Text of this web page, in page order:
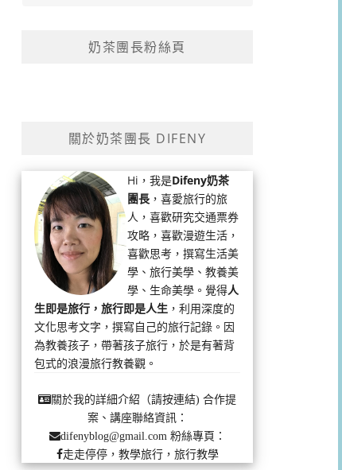
奶茶團長粉絲頁
關於奶茶團長 DIFENY
Hi，我是Difeny奶茶
團長 ，喜愛旅行的旅
人，喜歡研究交通票券
攻略，喜歡漫遊生活，
喜歡思考，撰寫生活美
學、旅行美學、教養美
學、生命美學。覺得人
生即是旅行，旅行即是人生 ，利用深度的
文化思考文字，撰寫自己的旅行記錄。因
為教養孩子，帶著孩子旅行，於是有著背
包式的浪漫旅行教養觀。
關於我的詳細介紹（請按連結) 合作提
案、講座聯絡資訊：
difenyblog@gmail.com粉絲專頁：
走走停停，教學旅行，旅行教學